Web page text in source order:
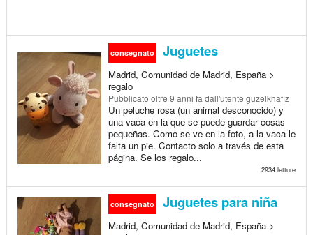
consegnato Juguetes
Madrid, Comunidad de Madrid, España >
regalo
Pubblicato oltre 9 anni fa dall'utente guzelkhafiz
Un peluche rosa (un animal desconocido) y
una vaca en la que se puede guardar cosas
pequeñas. Como se ve en la foto, a la vaca le
falta un pie. Contacto solo a través de esta
página. Se los regalo...
2934 letture
consegnato Juguetes para niña
Madrid, Comunidad de Madrid, España >